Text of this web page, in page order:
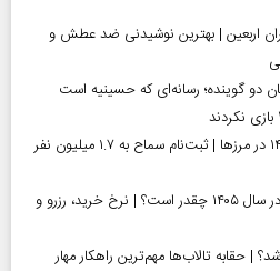
اربعین | بهترین نوشیدنی ضد عطش و
دو گوینده؛ رسانه‌ای که حسینیه است
آغاز رسمی برنامه‌های اربعین ۱۴۰۵ در مرز‌ها | ثبت‌نام سماح به ۱.۷ میلیون نفر
قیمت قبر در بهشت زهرا (س) در سال ۱۴۰۵ چقدر است؟ | نرخ خرید، رزرو و
| حقابه تالاب‌ها مهم‌ترین راهکار مهار